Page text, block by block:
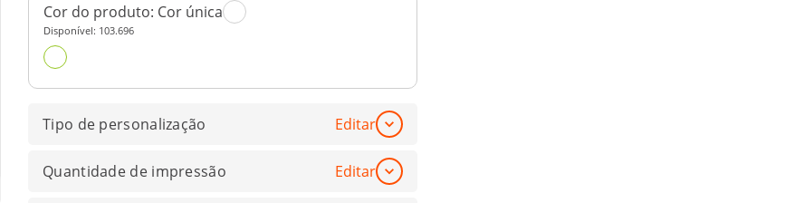
Cor do produto: Cor única
Disponível: 103.696
Tipo de personalização Editar
Quantidade de impressão Editar